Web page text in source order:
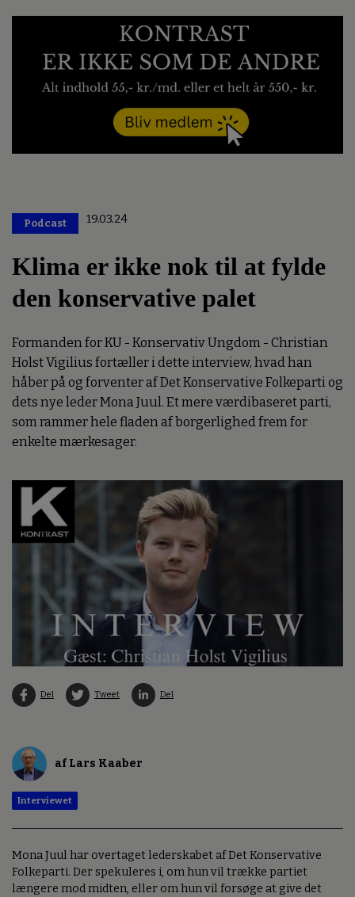
Podcast 19.03.24
Klima er ikke nok til at fylde
den konservative palet
Formanden for KU - Konservativ Ungdom - Christian
Holst Vigilius fortæller i dette interview, hvad han
håber på og forventer af Det Konservative Folkeparti og
dets nye leder Mona Juul. Et mere værdibaseret parti,
som rammer hele fladen af borgerlighed frem for
enkelte mærkesager.
Del Tweet Del
af Lars Kaaber
Interviewet
Mona Juul har overtaget lederskabet af Det Konservative
Folkeparti. Der spekuleres i, om hun vil trække partiet
længere mod midten, eller om hun vil forsøge at give det